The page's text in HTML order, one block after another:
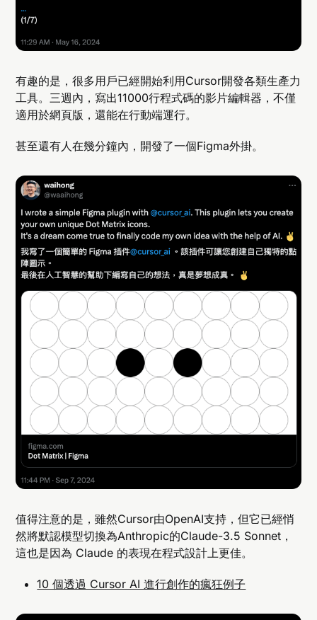
有趣的是，很多用戶已經開始利用Cursor開發各類生產力
工具。三週內，寫出11000行程式碼的影片編輯器，不僅
適用於網頁版，還能在行動端運行。
甚至還有人在幾分鐘內，開發了一個Figma外掛。
值得注意的是，雖然Cursor由OpenAI支持，但它已經悄
然將默認模型切換為Anthropic的Claude-3.5 Sonnet，
這也是因為 Claude 的表現在程式設計上更佳。
10 個透過 Cursor AI 進行創作的瘋狂例子